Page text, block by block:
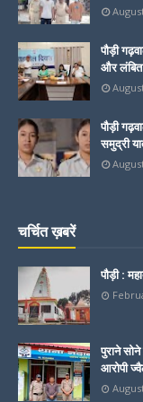
पौड़ी
और लंबित
पौड़ी
समुद्री
चर्चित ख़बरें
पौड़ी :
पुराने
आरोपी